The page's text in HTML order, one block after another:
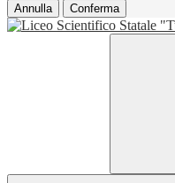
Annulla Conferma